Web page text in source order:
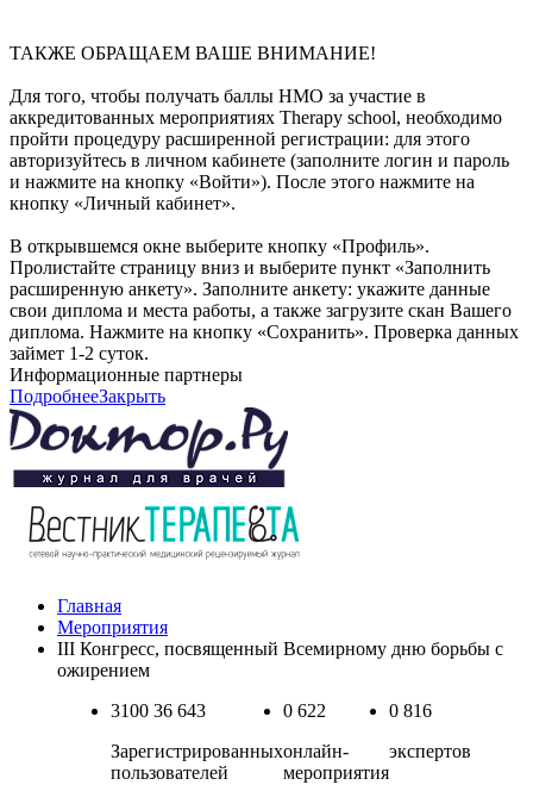
ТАКЖЕ ОБРАЩАЕМ ВАШЕ ВНИМАНИЕ!
Для того, чтобы получать баллы НМО за участие в
аккредитованных мероприятиях Therapy school, необходимо
пройти процедуру расширенной регистрации: для этого
авторизуйтесь в личном кабинете (заполните логин и пароль
и нажмите на кнопку «Войти»). После этого нажмите на
кнопку «Личный кабинет».
В открывшемся окне выберите кнопку «Профиль».
Пролистайте страницу вниз и выберите пункт «Заполнить
расширенную анкету». Заполните анкету: укажите данные
свои диплома и места работы, а также загрузите скан Вашего
диплома. Нажмите на кнопку «Сохранить». Проверка данных
займет 1-2 суток.
Информационные партнеры
ПодробнееЗакрыть
Главная
Мероприятия
III Конгресс, посвященный Всемирному дню борьбы с
ожирением
3100 36 643
Зарегистрированных
пользователей
0 622
онлайн-
мероприятия
0 816
экспертов